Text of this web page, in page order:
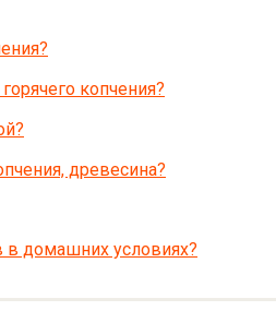
копчения?
древесина?
в домашних условиях?